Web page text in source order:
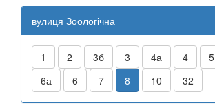
вулиця Зоологічна
1 2 3б 3 4а 4 5
6а
6 7 8 10 32